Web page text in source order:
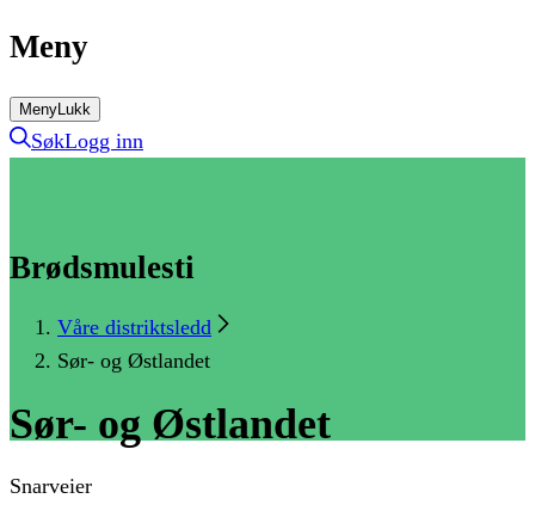
Meny
MenyLukk
SøkLogg inn
Brødsmulesti
Våre distriktsledd
Sør- og Østlandet
Sør- og Østlandet
Snarveier